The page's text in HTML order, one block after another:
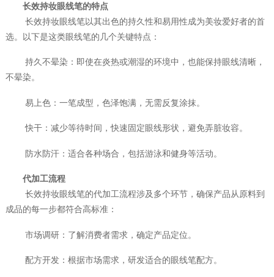
长效持妆眼线笔的特点
长效持妆眼线笔以其出色的持久性和易用性成为美妆爱好者的首
选。以下是这类眼线笔的几个关键特点：
持久不晕染：即使在炎热或潮湿的环境中，也能保持眼线清晰，
不晕染。
易上色：一笔成型，色泽饱满，无需反复涂抹。
快干：减少等待时间，快速固定眼线形状，避免弄脏妆容。
防水防汗：适合各种场合，包括游泳和健身等活动。
代加工流程
长效持妆眼线笔的代加工流程涉及多个环节，确保产品从原料到
成品的每一步都符合高标准：
市场调研：了解消费者需求，确定产品定位。
配方开发：根据市场需求，研发适合的眼线笔配方。